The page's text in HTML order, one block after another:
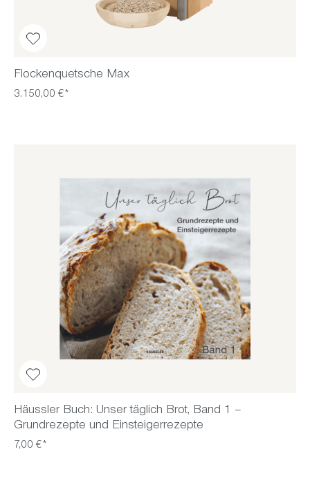
Flockenquetsche Max
3.150,00 €*
Häussler Buch: Unser täglich Brot, Band 1 –
Grundrezepte und Einsteigerrezepte
7,00 €*